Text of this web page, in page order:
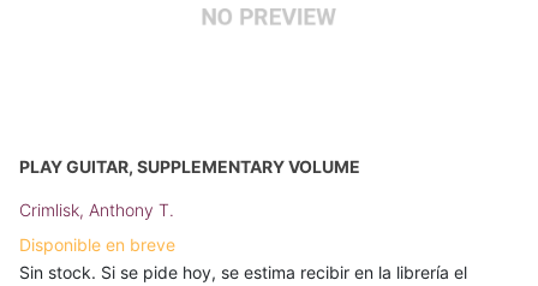
PLAY GUITAR, SUPPLEMENTARY VOLUME
Crimlisk, Anthony T.
Disponible en breve
Sin stock. Si se pide hoy, se estima recibir en la librería el